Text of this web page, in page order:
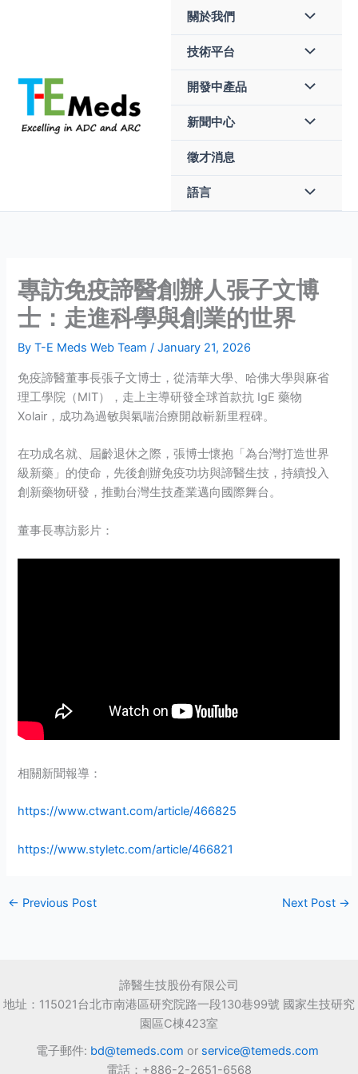
關於我們
技術平台
開發中產品
新聞中心
徵才消息
語言
專訪免疫諦醫創辦人張子文博
士：走進科學與創業的世界
ByT-E Meds Web Team/January 21, 2026
免疫諦醫董事長張子文博士，從清華大學、哈佛大學與麻省
理工學院（MIT），走上主導研發全球首款抗 IgE 藥物
Xolair，成功為過敏與氣喘治療開啟嶄新里程碑。
在功成名就、屆齡退休之際，張博士懷抱「為台灣打造世界
級新藥」的使命，先後創辦免疫功坊與諦醫生技，持續投入
創新藥物研發，推動台灣生技產業邁向國際舞台。
董事長專訪影片：
相關新聞報導：
https://www.ctwant.com/article/466825
https://www.styletc.com/article/466821
← Previous Post Next Post →
諦醫生技股份有限公司
地址：115021台北市南港區研究院路一段130巷99號 國家生技研究
園區C棟423室
電子郵件: bd@temeds.com or service@temeds.com
電話：+886-2-2651-6568